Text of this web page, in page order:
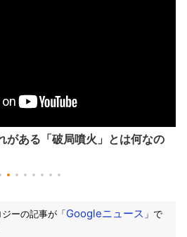
がある「破局噴火」とは何なの
ーの記事が「Googleニュース 」で